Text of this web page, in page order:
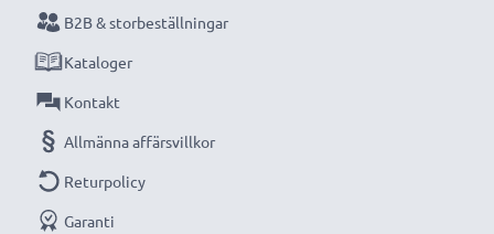
B2B & storbeställningar
Kataloger
Kontakt
Allmänna affärsvillkor
Returpolicy
Garanti